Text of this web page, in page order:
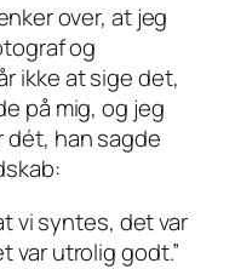
over, at jeg
og
ikke at sige det,
på mig, og jeg
dét, han sagde
visyntes, det var
var utrolig godt.”